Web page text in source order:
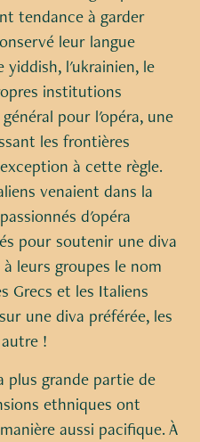
tendance à garder
leur langue
yiddish, l'ukrainien, le
institutions
pour l'opéra, une
les frontières
à cette règle.
venaient dans la
d'opéra
pour soutenir une diva
leurs groupes le nom
Grecs et les Italiens
une diva préférée, les
!
plus grande partie de
ethniques ont
aussi pacifique. À